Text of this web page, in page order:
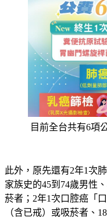
目前全台共有6項
此外，原先還有2年1次
家族史的45到74歲男性
菸者；2年1次口腔癌「
（含已戒）或吸菸者、